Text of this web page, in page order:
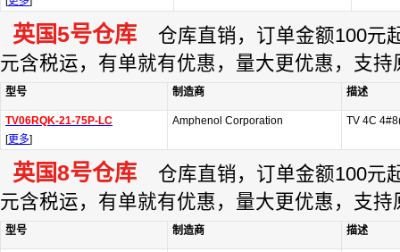
英国5号仓库 仓库直销，订单金额100元
元含税运，有单就有优惠，量大更优惠，支持
型号 制造商 描述
TV06RQK-21-75P-LC
[更多]
Amphenol Corporation TV 4C
英国8号仓库 仓库直销，订单金额100元
元含税运，有单就有优惠，量大更优惠，支持
型号 制造商 描述